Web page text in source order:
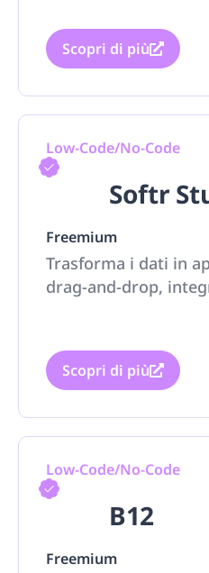
Scopri di più
Low-Code/No-Code
Softr
Freemium
Trasforma i dati in
drag-and-drop,
Scopri di più
Low-Code/No-Code
B12
Freemium